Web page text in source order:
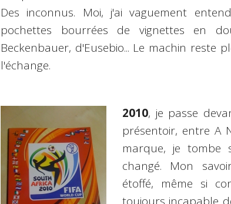
Des inconnus. Moi, j'ai vaguement
pochettes bourrées de vignettes en
Beckenbauer, d'Eusebio... Le machin reste
l'échange.
2010, je passe
présentoir, entre A
marque, je tombe
changé. Mon
étoffé, même si
toujours incapable